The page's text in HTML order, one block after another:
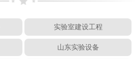
实验室建设工程
山东实验设备